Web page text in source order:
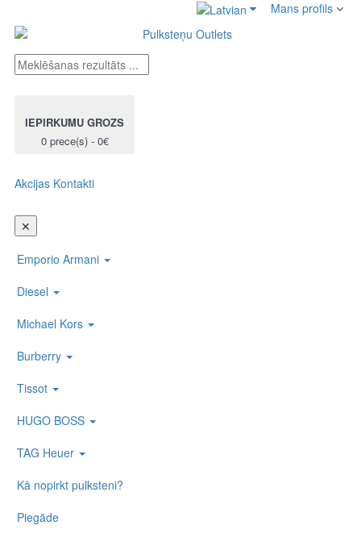
Mans profils
IEPIRKUMU GROZS
0 prece(s) - 0€
Akcijas Kontakti
✕
Emporio Armani
Diesel
Michael Kors
Burberry
Tissot
HUGO BOSS
TAG Heuer
Kā nopirkt pulksteni?
Piegāde